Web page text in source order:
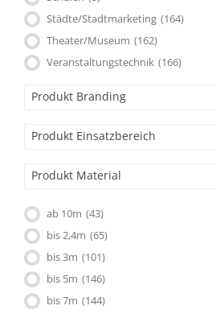
Städte/Stadtmarketing (164)
Theater/Museum (162)
Veranstaltungstechnik (166)
Produkt Branding
Produkt Einsatzbereich
Produkt Material
ab 10m (43)
bis 2,4m (65)
bis 3m (101)
bis 5m (146)
bis 7m (144)